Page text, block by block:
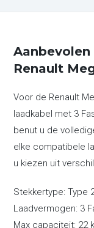
Renault
Voor de Renault
laadkabel met 3
benut u de
elke compatibele
u kiezen uit
Stekkertype: Type
Laadvermogen: 3
Max capaciteit: 22